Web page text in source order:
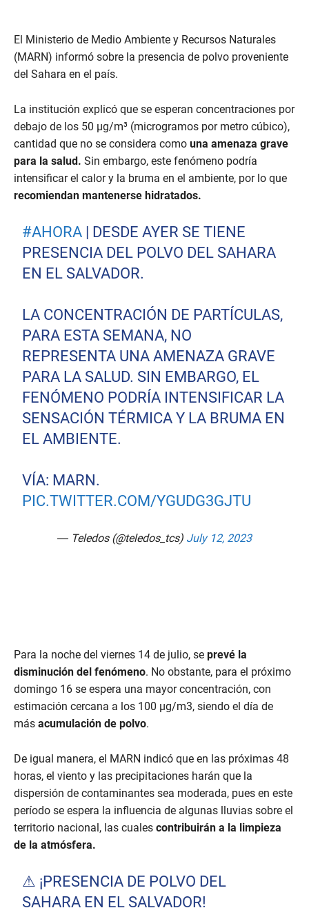
El Ministerio de Medio Ambiente y Recursos Naturales
(MARN) informó sobre la presencia de polvo proveniente
del Sahara en el país.
La institución explicó que se esperan concentraciones por
debajo de los 50 µg/m³ (microgramos por metro cúbico),
cantidad que no se considera como una amenaza grave
para la salud. Sin embargo, este fenómeno podría
intensificar el calor y la bruma en el ambiente, por lo que
recomiendan mantenerse hidratados.
#AHORA | DESDE AYER SE TIENE
PRESENCIA DEL POLVO DEL SAHARA
EN EL SALVADOR.
LA CONCENTRACIÓN DE PARTÍCULAS,
PARA ESTA SEMANA, NO
REPRESENTA UNA AMENAZA GRAVE
PARA LA SALUD. SIN EMBARGO, EL
FENÓMENO PODRÍA INTENSIFICAR LA
SENSACIÓN TÉRMICA Y LA BRUMA EN
EL AMBIENTE.
VÍA: MARN.
PIC.TWITTER.COM/YGUDG3GJTU
— Teledos (@teledos_tcs) July 12, 2023
Para la noche del viernes 14 de julio, se prevé la
disminución del fenómeno. No obstante, para el próximo
domingo 16 se espera una mayor concentración, con
estimación cercana a los 100 µg/m3, siendo el día de
más acumulación de polvo.
De igual manera, el MARN indicó que en las próximas 48
horas, el viento y las precipitaciones harán que la
dispersión de contaminantes sea moderada, pues en este
período se espera la influencia de algunas lluvias sobre el
territorio nacional, las cuales contribuirán a la limpieza
de la atmósfera.
⚠ ¡PRESENCIA DE POLVO DEL
SAHARA EN EL SALVADOR!